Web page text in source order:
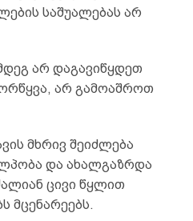
საშუალებას არ
არ დაგავიწყდეთ
არ გამოაშროთ
მხრივ შეიძლება
და ახალგაზრდა
ცივი წყლით
მცენარეებს.